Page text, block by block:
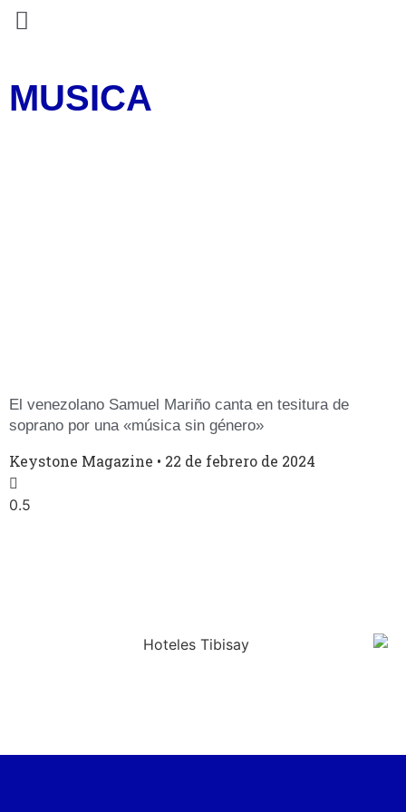
MUSICA
El venezolano Samuel Mariño canta en tesitura de
soprano por una «música sin género»
Keystone Magazine 22 de febrero de 2024